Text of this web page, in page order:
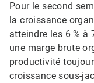
Pour le second
la croissance
atteindre les 6 % à
une marge brute
productivité
croissance sous-